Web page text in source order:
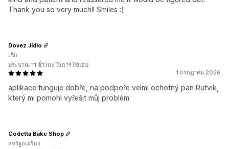
Thank you so very much!! Smiles :)
1 กรกฎาคม 2026
aplikace funguje dobře, na podpoře velmi ochotný pan Rutvik,
který mi pomohl vyřešit můj problém
Dovez Jídlo
เช็ก
ประมาณ 11 ชั่วโมง ในการใช้แอป
Codetta Bake Shop
สหรัฐอเมริกา